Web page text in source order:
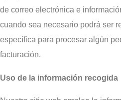
de correo electrónica e
cuando sea necesario podrá ser
específica para procesar algún
facturación.
Uso de la información recogida